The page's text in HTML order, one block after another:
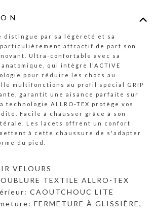
distingue par sa légèreté et sa
particulièrement attractif de part son
Ultra-confortable avec sa
qui intègre l'ACTIVE
pour réduire les chocs au
multifonctions au profil spécial GRIP
garantit une aisance parfaite sur
ALLRO-TEX protège vos
Facile à chausser grâce à son
Les lacets offrent un confort
à cette chaussure de s'adapter
du pied.
VELOURS
TEXTILE ALLRO-TEX
CAOUTCHOUC LITE
FERMETURE À GLISSIÈRE,